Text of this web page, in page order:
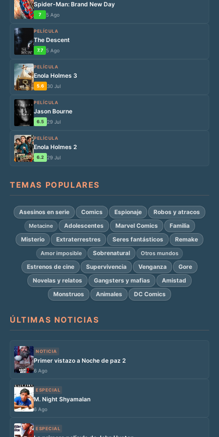
Spider-Man: Brand New Day
7 5 Ago
PELÍCULA
The Descent
7.7 5 Ago
PELÍCULA
Enola Holmes 3
5.6 30 Jul
PELÍCULA
Jason Bourne
6.5 29 Jul
PELÍCULA
Enola Holmes 2
6.2 29 Jul
TEMAS POPULARES
Asesinos en serie Comics Espionaje Robos y atracos
Metacine Adolescentes Marvel Comics
Familia
Misterio
Extraterrestres Seres fantásticos Remake
Amor imposible Sobrenatural Otros mundos
Estrenos de cine Supervivencia Venganza
Gore
Novelas y relatos
Gangsters y mafias
Amistad
Monstruos
Animales DC Comics
ÚLTIMAS NOTICIAS
NOTICIA
Primer vistazo a Noche de paz 2
6 Ago
ESPECIAL
M. Night Shyamalan
6 Ago
ESPECIAL